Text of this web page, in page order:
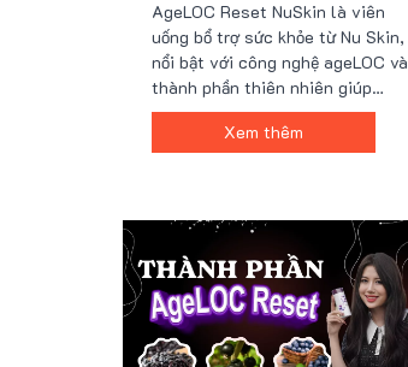
ở đâu tốt?
AgeLOC Reset NuSkin là viên
uống bổ trợ sức khỏe từ Nu Skin,
nổi bật với công nghệ ageLOC và
thành phần thiên nhiên giúp
chống oxy hóa, tăng miễn dịch
và hỗ trợ tiêu hóa. Sản phẩm
1 Tặng 6, bao gồm nhiều quà
tặng giá trị.
Xem thêm